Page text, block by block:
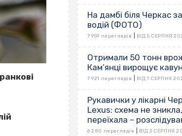
На дамбі біля Черкас
водій (ФОТО)
7 959 переглядів ВІД 5 СЕРПНЯ
Отримали 50 тонн
Кам’янці вирощує
7 921 переглядів ВІД 1 СЕРПНЯ
Рукавички у лікарні
Lexus: схема не
переїхала –
6 280 переглядів ВІД 3 СЕРПНЯ